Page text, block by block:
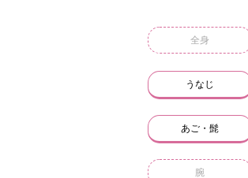
全身
うなじ
あご・髭
腕